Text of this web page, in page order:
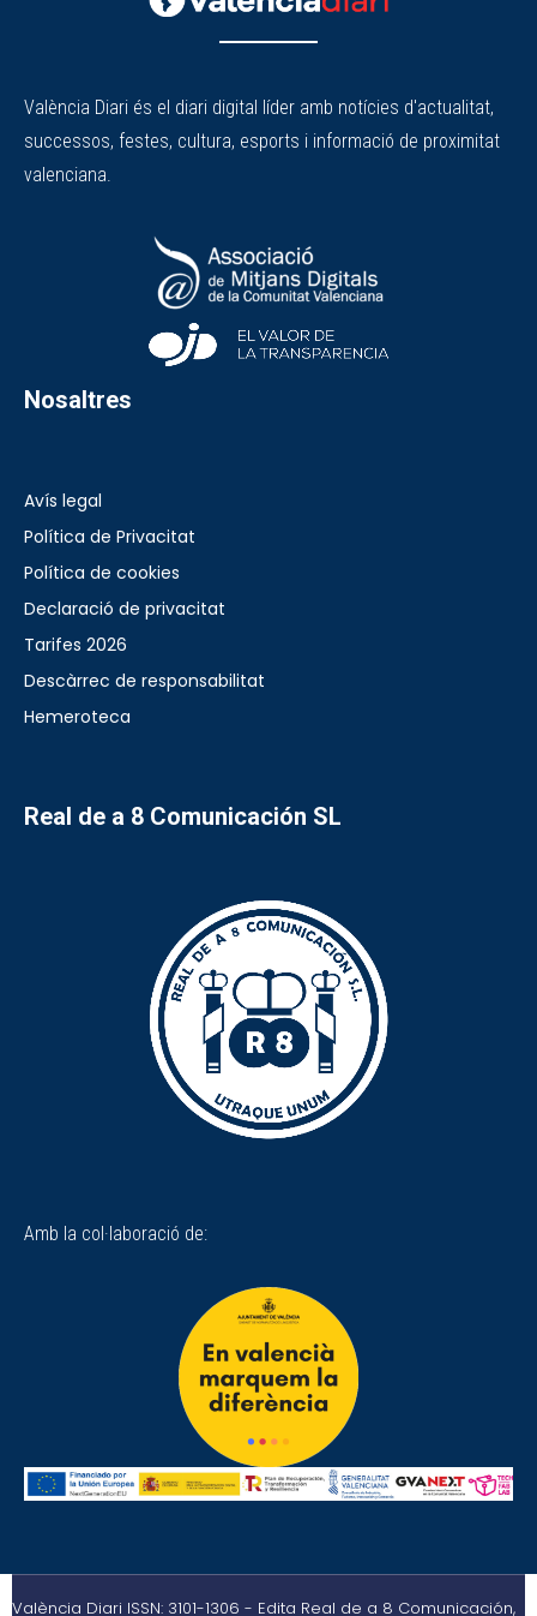
València Diari és el diari digital líder amb notícies d'actualitat,
successos, festes, cultura, esports i informació de proximitat
valenciana.
Nosaltres
Avís legal
Política de Privacitat
Política de cookies
Declaració de privacitat
Tarifes 2026
Descàrrec de responsabilitat
Hemeroteca
Real de a 8 Comunicación SL
Amb la col·laboració de:
València Diari ISSN: 3101-1306 - Edita Real de a 8 Comunicación,